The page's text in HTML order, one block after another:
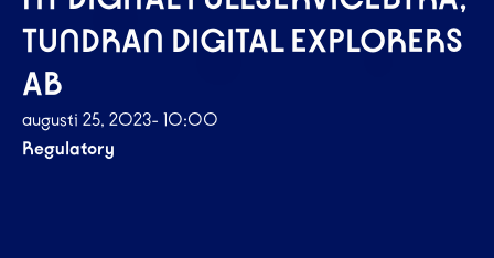
TUNDRAN DIGITAL EXPLORERS
AB
augusti 25, 2023- 10:00
Regulatory